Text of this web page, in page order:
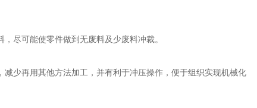
尽可能使零件做到无废料及少废料冲裁。
少再用其他方法加工，并有利于冲压操作，便于组织实现机械化